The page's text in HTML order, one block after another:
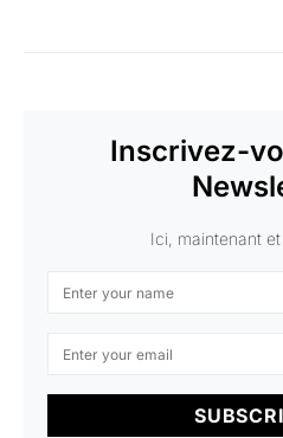
Inscrivez-
Ici, maintenant